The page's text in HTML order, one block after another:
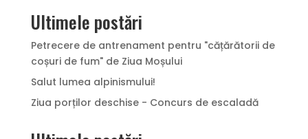
Ultimele postări
Petrecere de antrenament pentru "cățărătorii de
coșuri de fum" de Ziua Moșului
Salut lumea alpinismului!
Ziua porților deschise - Concurs de escaladă